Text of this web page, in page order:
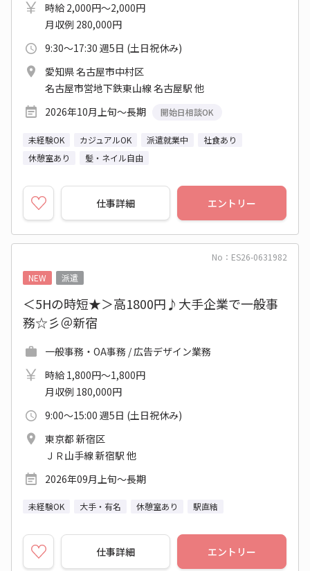
時給 2,000円～2,000円
月収例 280,000円
9:30～17:30 週5日 (土日祝休み)
愛知県 名古屋市中村区
名古屋市営地下鉄東山線 名古屋駅 他
2026年10月上旬～長期
開始日相談OK
未経験OK カジュアルOK 派遣就業中
社食あり
休憩室あり
髪・ネイル自由
仕事詳細 エントリー
No：ES26-0631982
NEW
派遣
＜5Hの時短★＞高1800円♪大手企業で一般事
務☆彡＠新宿
一般事務・OA事務 / 広告デザイン業務
時給 1,800円～1,800円
月収例 180,000円
9:00～15:00 週5日 (土日祝休み)
東京都 新宿区
ＪＲ山手線 新宿駅 他
2026年09月上旬～長期
未経験OK 大手・有名 休憩室あり 駅直結
仕事詳細 エントリー